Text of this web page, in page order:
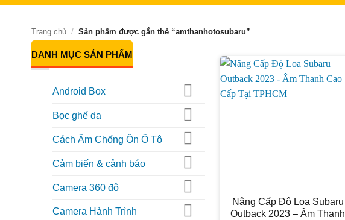
Trang chủ / Sản phẩm được gắn thẻ “amthanhotosubaru”
DANH MỤC SẢN PHẨM
Android Box
Bọc ghế da
Cách Âm Chống Ồn Ô Tô
Cảm biến & cảnh báo
Camera 360 độ
Camera Hành Trình
Nâng Cấp Độ Loa Subaru
Outback 2023 – Âm Thanh